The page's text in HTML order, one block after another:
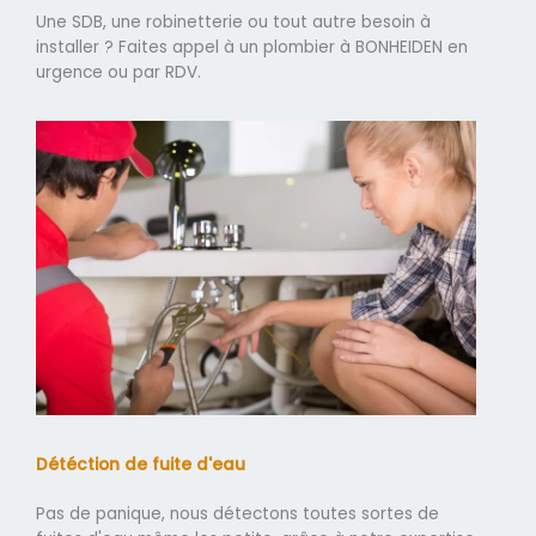
Une SDB, une robinetterie ou tout autre besoin à
installer ? Faites appel à un plombier à BONHEIDEN en
urgence ou par RDV.
Détéction de fuite d'eau
Pas de panique, nous détectons toutes sortes de